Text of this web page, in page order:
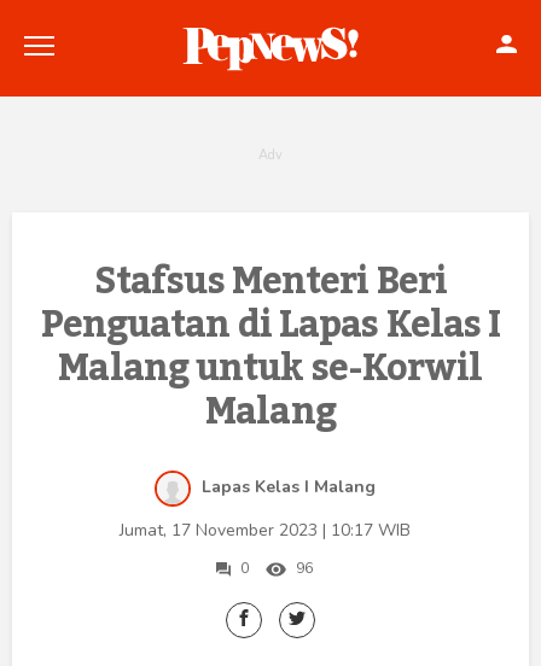
Politik
Konstitusi
Hankam
Humaniora
Stafsus Menteri Beri
Penguatan di Lapas Kelas I
Malang untuk se-Korwil
Malang
Lapas Kelas I Malang
Jumat, 17 November 2023 | 10:17 WIB
0 96